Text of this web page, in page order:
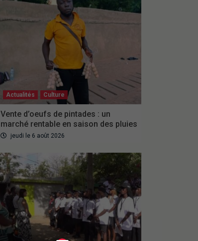
Actualités Culture
Vente d’oeufs de pintades : un
marché rentable en saison des pluies
jeudi le 6 août 2026